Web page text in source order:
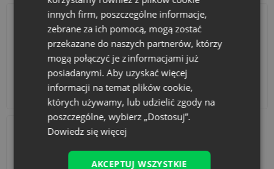
Akcesoria i dekoracje Zestawy
innych firm, poszczególne informacje,
zebrane za ich pomocą, mogą zostać
przekazane do naszych partnerów, którzy
mogą połączyć je z informacjami już
posiadanymi. Aby uzyskać więcej
informacji na temat plików cookie,
których używamy, lub udzielić zgody na
poszczególne, wybierz „Dostosuj”.
Dowiedz się więcej
AKCEPTUJ WSZYSTKIE